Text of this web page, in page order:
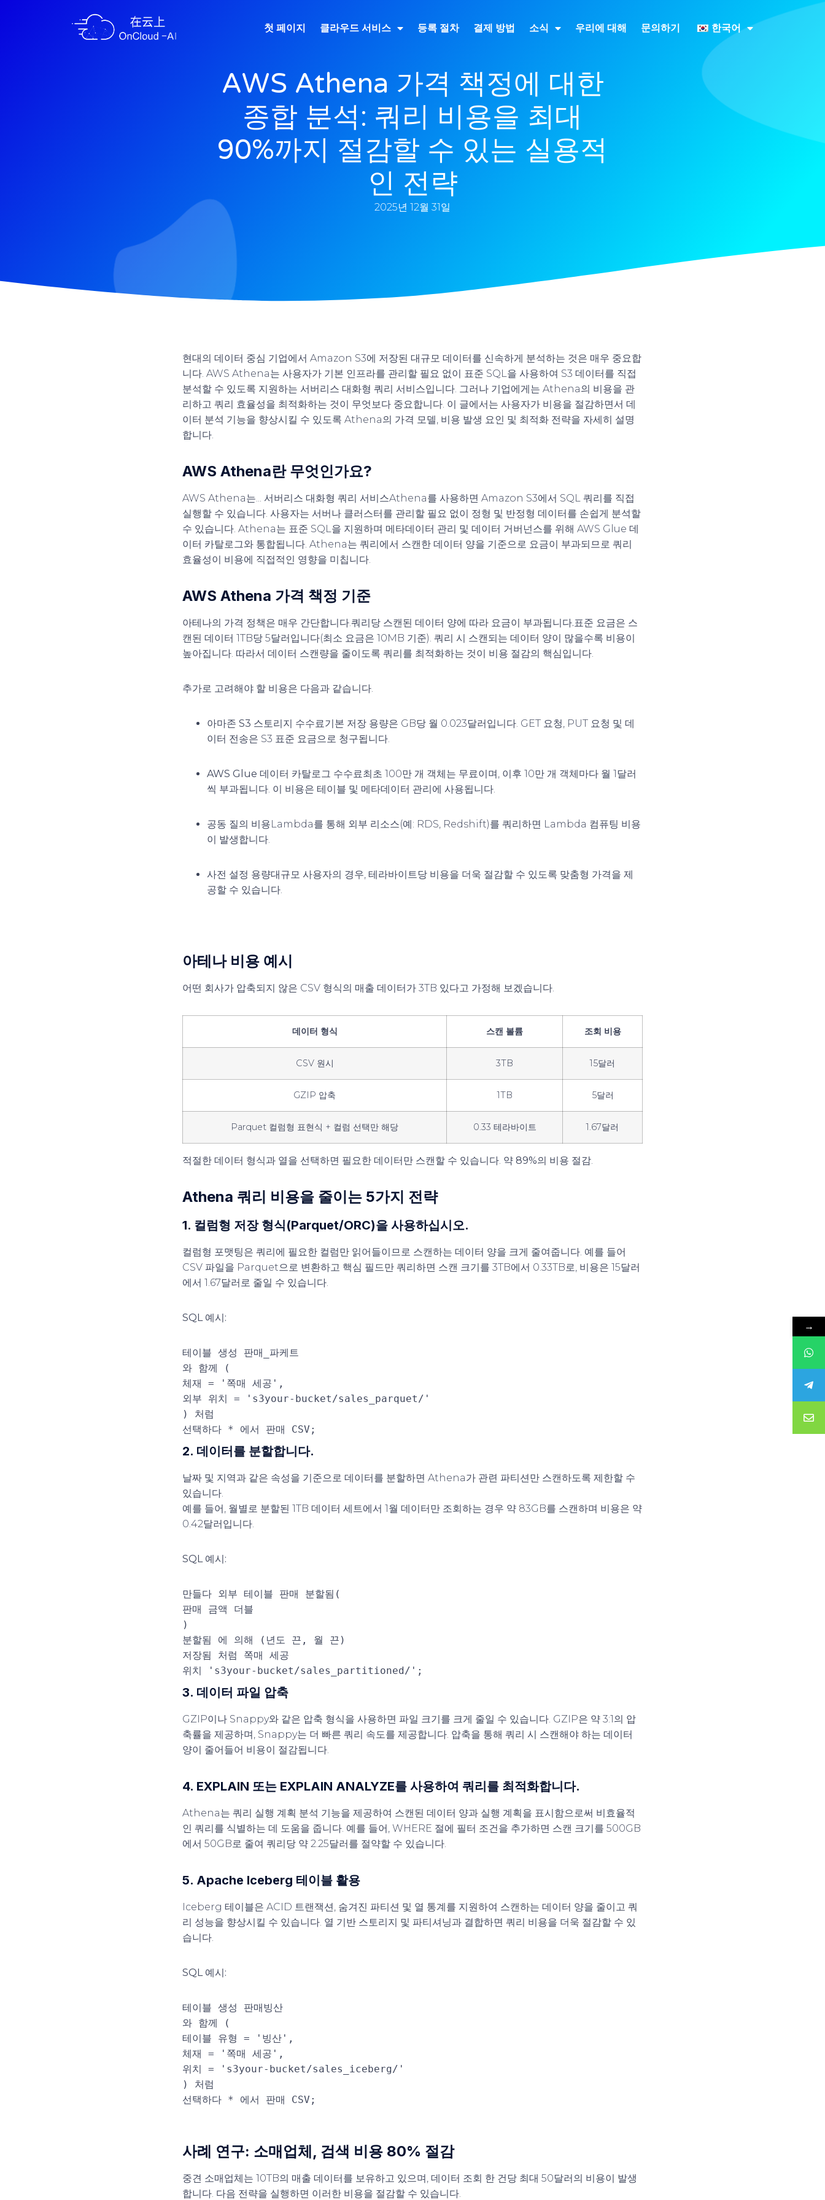
첫 페이지 클라우드 서비스 등록 절차 결제 방법 소식 우리에 대해 문의하기 한국어
AWS Athena 가격 책정에 대한
종합 분석: 쿼리 비용을 최대
90%까지 절감할 수 있는 실용적
인 전략
2025년 12월 31일
현대의 데이터 중심 기업에서 Amazon S3에 저장된 대규모 데이터를 신속하게 분석하는 것은 매우 중요합
니다. AWS Athena는 사용자가 기본 인프라를 관리할 필요 없이 표준 SQL을 사용하여 S3 데이터를 직접
분석할 수 있도록 지원하는 서버리스 대화형 쿼리 서비스입니다. 그러나 기업에게는 Athena의 비용을 관
리하고 쿼리 효율성을 최적화하는 것이 무엇보다 중요합니다. 이 글에서는 사용자가 비용을 절감하면서 데
이터 분석 기능을 향상시킬 수 있도록 Athena의 가격 모델, 비용 발생 요인 및 최적화 전략을 자세히 설명
합니다.
AWS Athena란 무엇인가요?
AWS Athena는... 서버리스 대화형 쿼리 서비스Athena를 사용하면 Amazon S3에서 SQL 쿼리를 직접
실행할 수 있습니다. 사용자는 서버나 클러스터를 관리할 필요 없이 정형 및 반정형 데이터를 손쉽게 분석할
수 있습니다. Athena는 표준 SQL을 지원하며 메타데이터 관리 및 데이터 거버넌스를 위해 AWS Glue 데
이터 카탈로그와 통합됩니다. Athena는 쿼리에서 스캔한 데이터 양을 기준으로 요금이 부과되므로 쿼리
효율성이 비용에 직접적인 영향을 미칩니다.
AWS Athena 가격 책정 기준
아테나의 가격 정책은 매우 간단합니다.쿼리당 스캔된 데이터 양에 따라 요금이 부과됩니다.표준 요금은 스
캔된 데이터 1TB당 5달러입니다(최소 요금은 10MB 기준). 쿼리 시 스캔되는 데이터 양이 많을수록 비용이
높아집니다. 따라서 데이터 스캔량을 줄이도록 쿼리를 최적화하는 것이 비용 절감의 핵심입니다.
추가로 고려해야 할 비용은 다음과 같습니다.
아마존 S3 스토리지 수수료기본 저장 용량은 GB당 월 0.023달러입니다. GET 요청, PUT 요청 및 데
이터 전송은 S3 표준 요금으로 청구됩니다.
AWS Glue 데이터 카탈로그 수수료최초 100만 개 객체는 무료이며, 이후 10만 개 객체마다 월 1달러
씩 부과됩니다. 이 비용은 테이블 및 메타데이터 관리에 사용됩니다.
공동 질의 비용Lambda를 통해 외부 리소스(예: RDS, Redshift)를 쿼리하면 Lambda 컴퓨팅 비용
이 발생합니다.
사전 설정 용량대규모 사용자의 경우, 테라바이트당 비용을 더욱 절감할 수 있도록 맞춤형 가격을 제
공할 수 있습니다.
아테나 비용 예시
어떤 회사가 압축되지 않은 CSV 형식의 매출 데이터가 3TB 있다고 가정해 보겠습니다.
데이터 형식 스캔 볼륨 조회 비용
CSV 원시 3TB 15달러
GZIP 압축 1TB 5달러
Parquet 컬럼형 표현식 + 컬럼 선택만 해당 0.33 테라바이트 1.67달러
적절한 데이터 형식과 열을 선택하면 필요한 데이터만 스캔할 수 있습니다. 약 89%의 비용 절감.
Athena 쿼리 비용을 줄이는 5가지 전략
1. 컬럼형 저장 형식(Parquet/ORC)을 사용하십시오.
컬럼형 포맷팅은 쿼리에 필요한 컬럼만 읽어들이므로 스캔하는 데이터 양을 크게 줄여줍니다. 예를 들어
CSV 파일을 Parquet으로 변환하고 핵심 필드만 쿼리하면 스캔 크기를 3TB에서 0.33TB로, 비용은 15달러
에서 1.67달러로 줄일 수 있습니다.
SQL 예시:
테이블 생성
판매_파케트
와 함께
(
체재 = '쪽매 세공' ,
외부 위치 =
's3your-bucket/sales_parquet/'
) 처럼
선택하다 * 에서 판매 CSV;
2. 데이터를 분할합니다.
날짜 및 지역과 같은 속성을 기준으로 데이터를 분할하면 Athena가 관련 파티션만 스캔하도록 제한할 수
있습니다.
예를 들어, 월별로 분할된 1TB 데이터 세트에서 1월 데이터만 조회하는 경우 약 83GB를 스캔하며 비용은 약
0.42달러입니다.
SQL 예시:
만들다 외부 테이블 판매 분할됨(
판매 금액 더블
)
분할됨 에 의해 ( 년도 끈, 월
끈)
저장됨 처럼
쪽매 세공
위치
's3your-bucket/sales_partitioned/' ;
3. 데이터 파일 압축
GZIP이나 Snappy와 같은 압축 형식을 사용하면 파일 크기를 크게 줄일 수 있습니다. GZIP은 약 3:1의 압
축률을 제공하며, Snappy는 더 빠른 쿼리 속도를 제공합니다. 압축을 통해 쿼리 시 스캔해야 하는 데이터
양이 줄어들어 비용이 절감됩니다.
4. EXPLAIN 또는 EXPLAIN ANALYZE를 사용하여 쿼리를 최적화합니다.
Athena는 쿼리 실행 계획 분석 기능을 제공하여 스캔된 데이터 양과 실행 계획을 표시함으로써 비효율적
인 쿼리를 식별하는 데 도움을 줍니다. 예를 들어, WHERE 절에 필터 조건을 추가하면 스캔 크기를 500GB
에서 50GB로 줄여 쿼리당 약 2.25달러를 절약할 수 있습니다.
5. Apache Iceberg 테이블 활용
Iceberg 테이블은 ACID 트랜잭션, 숨겨진 파티션 및 열 통계를 지원하여 스캔하는 데이터 양을 줄이고 쿼
리 성능을 향상시킬 수 있습니다. 열 기반 스토리지 및 파티셔닝과 결합하면 쿼리 비용을 더욱 절감할 수 있
습니다.
SQL 예시:
테이블 생성
판매빙산
와 함께
(
테이블 유형 = '빙산' ,
체재 = '쪽매 세공' ,
위치 =
's3your-bucket/sales_iceberg/'
) 처럼
선택하다 * 에서 판매 CSV;
사례 연구: 소매업체, 검색 비용 80% 절감
중견 소매업체는 10TB의 매출 데이터를 보유하고 있으며, 데이터 조회 한 건당 최대 50달러의 비용이 발생
합니다. 다음 전략을 실행하면 이러한 비용을 절감할 수 있습니다.
→